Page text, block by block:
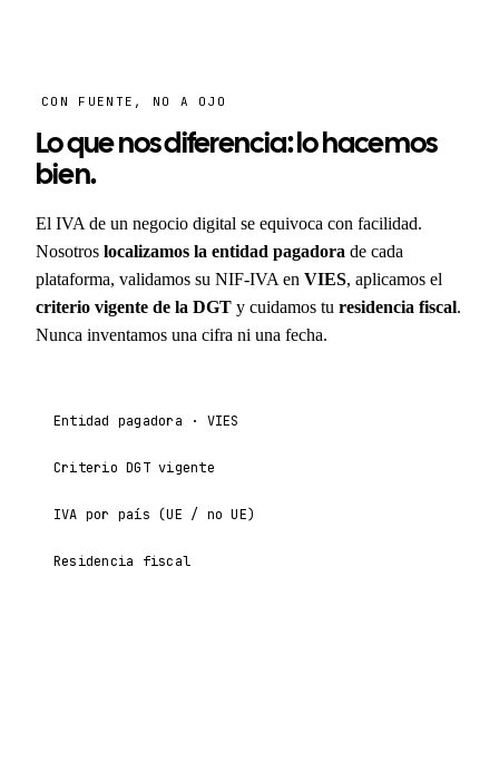
CON FUENTE, NO A OJO
Lo que nos diferencia: lo hacemos
bien.
El IVA de un negocio digital se equivoca con facilidad.
Nosotros localizamos la entidad pagadora de cada
plataforma, validamos su NIF-IVA en VIES, aplicamos el
criterio vigente de la DGT y cuidamos tu residencia fiscal.
Nunca inventamos una cifra ni una fecha.
Entidad pagadora · VIES
Criterio DGT vigente
IVA por país (UE / no UE)
Residencia fiscal